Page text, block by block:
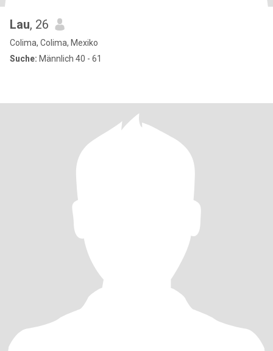
Lau, 26
Colima, Colima, Mexiko
Suche: Männlich 40 - 61